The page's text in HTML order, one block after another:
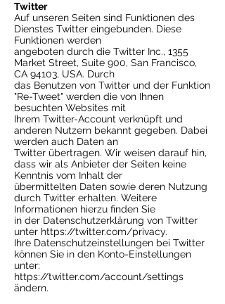
Twitter
Auf unseren Seiten sind Funktionen des
Dienstes Twitter eingebunden. Diese
Funktionen werden
angeboten durch die Twitter Inc., 1355
Market Street, Suite 900, San Francisco,
CA 94103, USA. Durch
das Benutzen von Twitter und der Funktion
"Re-Tweet" werden die von Ihnen
besuchten Websites mit
Ihrem Twitter-Account verknüpft und
anderen Nutzern bekannt gegeben. Dabei
werden auch Daten an
Twitter übertragen. Wir weisen darauf hin,
dass wir als Anbieter der Seiten keine
Kenntnis vom Inhalt der
übermittelten Daten sowie deren Nutzung
durch Twitter erhalten. Weitere
Informationen hierzu finden Sie
in der Datenschutzerklärung von Twitter
unter https://twitter.com/privacy.
Ihre Datenschutzeinstellungen bei Twitter
können Sie in den Konto-Einstellungen
unter:
https://twitter.com/account/settings
ändern.